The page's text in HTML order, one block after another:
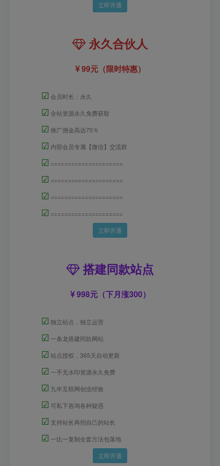
立即开通
永久合伙人
99元（限时特惠）
☑ 会员时长：永久
☑ 全站资源永久免费获取
☑ 推广佣金高达70％
☑ 内部会员专属【微信】交流群
☑ =====================
☑ =====================
☑ =====================
☑ =====================
立即开通
搭建同款站点
998元（下月涨300）
☑ 独立站点，独立运营
☑ 一条龙搭建同款网站
☑ 站点授权，365天自动更新
☑ 一手无水印资源永久免费
☑ 九年互联网创业经验
☑ 可私下咨询各种疑惑
☑ 支持站长再招自己的站长
☑ 一比一复制全套方法包落地
立即开通